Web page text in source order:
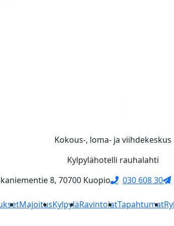
Kokous-, loma- ja viihdekeskus
Kylpylähotelli rauhalahti
8, 70700 Kuopio
030 608 30
MajoitusKylpyläRavintolatTapahtumat